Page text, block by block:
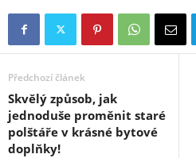
Předchozí článek
Skvělý způsob, jak
jednoduše proměnit staré
polštáře v krásné bytové
doplňky!